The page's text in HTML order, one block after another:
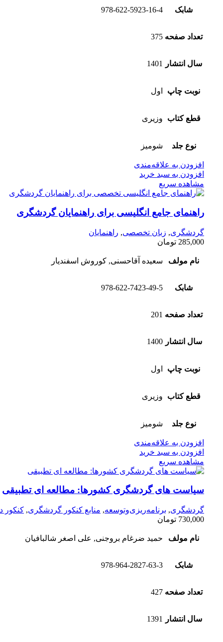
شابک 978-622-5923-16-4
تعداد صفحه 375
سال انتشار 1401
نوبت چاپ اول
قطع کتاب وزیری
نوع جلد شومیز
افزودن به علاقه‌مندی
افزودن به سبد خرید
مشاهده سریع
راهنمای جامع انگلیسی برای راهنمایان گردشگری
گردشگری, زبان تخصصی, راهنمایان
285,000 تومان
نام مولف سعیده آقا‌حسنی, کوروش اسفندیار
شابک 978-622-7423-49-5
تعداد صفحه 201
سال انتشار 1400
نوبت چاپ اول
قطع کتاب وزیری
نوع جلد شومیز
افزودن به علاقه‌مندی
افزودن به سبد خرید
مشاهده سریع
سیاست های گردشگری کشورها: مطالعه ای تطبیقی
گردشگری, برنامه‌ریزی‌وتوسعه, منابع کنکور گردشگری, کنکور
730,000 تومان
نام مولف حمید ضرغام بروجنی, علی اصغر شالبافیان
شابک 978-964-2827-63-3
تعداد صفحه 427
سال انتشار 1391